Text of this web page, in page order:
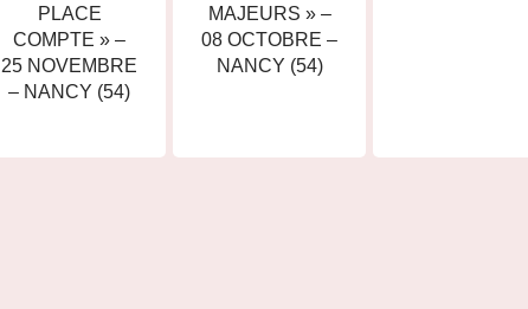
PLACE
COMPTE » –
25 NOVEMBRE
– NANCY (54)
MAJEURS » –
08 OCTOBRE –
NANCY (54)